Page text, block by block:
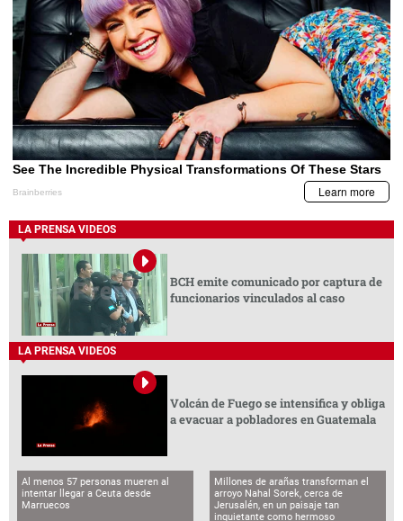
LA PRENSA VIDEOS
BCH emite comunicado por captura de
funcionarios vinculados al caso
LA PRENSA VIDEOS
Volcán de Fuego se intensifica y obliga
a evacuar a pobladores en Guatemala
Al menos 57 personas mueren al
intentar llegar a Ceuta desde
Marruecos
Millones de arañas transforman el
arroyo Nahal Sorek, cerca de
Jerusalén, en un paisaje tan
inquietante como hermoso